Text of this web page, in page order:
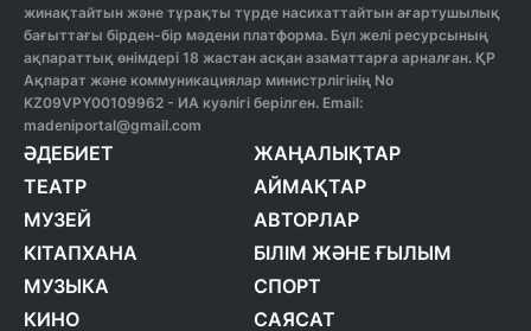
жинақтайтын және тұрақты түрде насихаттайтын ағартушылық
бағыттағы бірден-бір мәдени платформа. Бұл желі ресурсының
ақпараттық өнімдері 18 жастан асқан азаматтарға арналған. ҚР
Ақпарат және коммуникациялар министрлігінің No
KZ09VPY00109962 - ИА куәлігі берілген. Email:
madeniportal@gmail.com
ӘДЕБИЕТ
ТЕАТР
МУЗЕЙ
КІТАПХАНА
МУЗЫКА
КИНО
ЖАҢАЛЫҚТАР
АЙМАҚТАР
АВТОРЛАР
БІЛІМ ЖӘНЕ ҒЫЛЫМ
СПОРТ
САЯСАТ